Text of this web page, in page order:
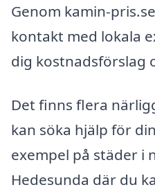
Genom kamin-
kontakt med lokala
dig kostnadsförslag
Det finns flera
kan söka hjälp för
exempel på städer i
Hedesunda där du